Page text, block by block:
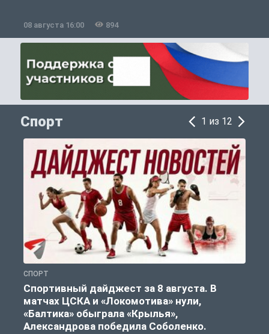
08 августа 16:00 894
Спорт 1 из 12
СПОРТ
Спортивный дайджест за 8 августа. В
матчах ЦСКА и «Локомотива» нули,
«Балтика» обыграла «Крылья»,
Александрова победила Соболенко.